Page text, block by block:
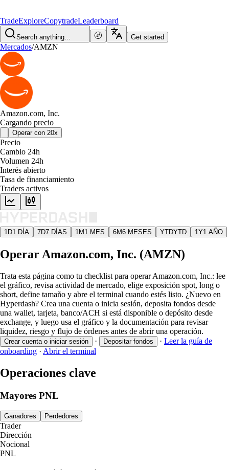
TradeExploreCopytradeLeaderboard
Search anything... Get started
Mercados/AMZN
Amazon.com, Inc.
Cargando precio
Operar con 20x
Precio
Cambio 24h
Volumen 24h
Interés abierto
Tasa de financiamiento
Traders activos
1D1 DÍA 7D7 DÍAS 1M 1 MES 6M6 MESES YTDYTD 1Y1 AÑO
Operar Amazon.com, Inc. (AMZN)
Trata esta página como tu checklist para operar Amazon.com, Inc.: lee
el gráfico, revisa actividad de mercado, elige exposición spot, long o
short, define tamaño y abre el terminal cuando estés listo. ¿Nuevo en
Hyperdash? Crea una cuenta o inicia sesión, deposita fondos desde
una wallet, tarjeta, banco/ACH si está disponible o depósito desde
exchange, y luego usa el gráfico y la documentación para revisar
liquidez, riesgo y flujo de órdenes antes de abrir una operación.
Crear cuenta o iniciar sesión · Depositar fondos · Leer la guía de
onboarding · Abrir el terminal
Operaciones clave
Mayores PNL
Ganadores Perdedores
Trader
Dirección
Nocional
PNL